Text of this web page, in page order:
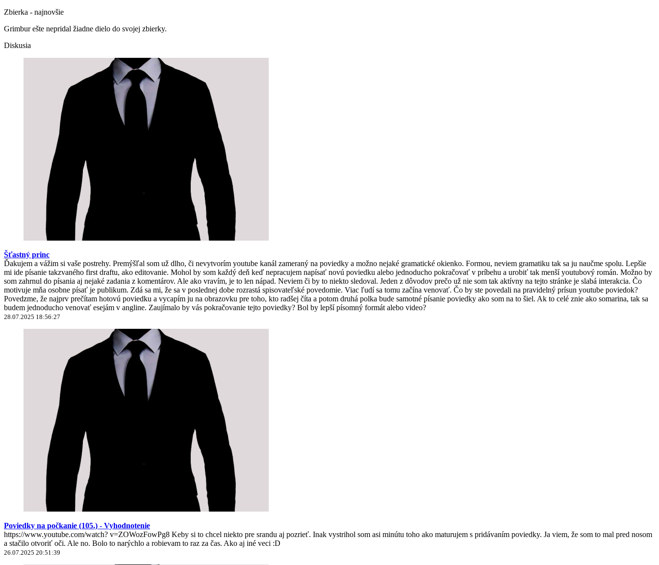
Zbierka - najnovšie
Grimbur ešte nepridal žiadne dielo do svojej zbierky.
Diskusia
Šťastný princ
Ďakujem a vážim si vaše postrehy. Premýšľal som už dlho, či nevytvorím youtube kanál zameraný na poviedky a možno nejaké gramatické okienko. Formou, neviem gramatiku tak sa ju naučme spolu. Lepšie
mi ide písanie takzvaného first draftu, ako editovanie. Mohol by som každý deň keď nepracujem napísať novú poviedku alebo jednoducho pokračovať v príbehu a urobiť tak menší youtubový román. Možno by
som zahrnul do písania aj nejaké zadania z komentárov. Ale ako vravím, je to len nápad. Neviem či by to niekto sledoval. Jeden z dôvodov prečo už nie som tak aktívny na tejto stránke je slabá interakcia. Čo
motivuje mňa osobne písať je publikum. Zdá sa mi, že sa v poslednej dobe rozrastá spisovateľské povedomie. Viac ľudí sa tomu začína venovať. Čo by ste povedali na pravidelný prísun youtube poviedok?
Povedzme, že najprv prečítam hotovú poviedku a vycapím ju na obrazovku pre toho, kto radšej číta a potom druhá polka bude samotné písanie poviedky ako som na to šiel. Ak to celé znie ako somarina, tak sa
budem jednoducho venovať esejám v angline. Zaujímalo by vás pokračovanie tejto poviedky? Bol by lepší písomný formát alebo video?
28.07.2025 18:56:27
Poviedky na počkanie (105.) - Vyhodnotenie
https://www.youtube.com/watch? v=ZOWozFowPg8 Keby si to chcel niekto pre srandu aj pozrieť. Inak vystrihol som asi minútu toho ako maturujem s pridávaním poviedky. Ja viem, že som to mal pred nosom
a stačilo otvoriť oči. Ale no. Bolo to narýchlo a robievam to raz za čas. Ako aj iné veci :D
26.07.2025 20:51:39